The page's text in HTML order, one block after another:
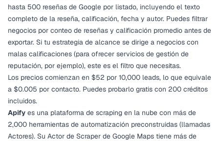
hasta 500 reseñas de Google por listado, incluyendo el texto
completo de la reseña, calificación, fecha y autor. Puedes filtrar
negocios por conteo de reseñas y calificación promedio antes de
exportar. Si tu estrategia de alcance se dirige a negocios con
malas calificaciones (para ofrecer servicios de gestión de
reputación, por ejemplo), este es el filtro que necesitas.
Los precios comienzan en $52 por 10,000 leads, lo que equivale
a $0.005 por contacto. Puedes probarlo gratis con 200 créditos
incluidos.
Apify es una plataforma de scraping en la nube con más de
2,000 herramientas de automatización preconstruidas (llamadas
Actores). Su Actor de Scraper de Google Maps tiene más de